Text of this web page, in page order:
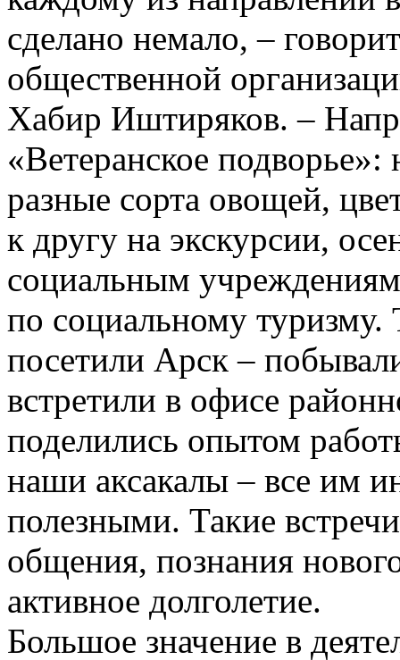
сделано немало, –
общественной
Хабир Иштиряков. –
«Ветеранское
разные сорта овощей,
к другу на экскурсии,
социальным
по социальному
посетили Арск –
встретили в офисе
поделились опытом
наши аксакалы – все им
полезными. Такие
общения, познания
активное долголетие.
Большое значение в